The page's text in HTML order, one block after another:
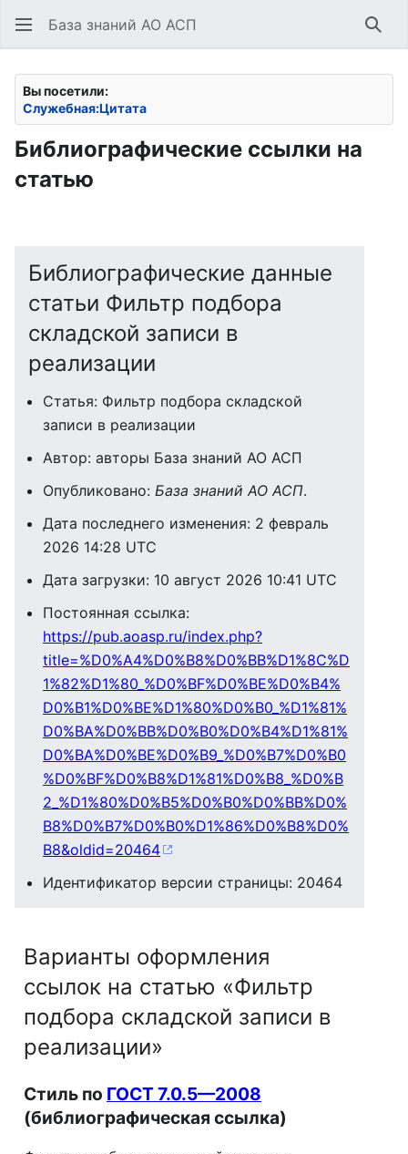
База знаний АО АСП
Вы посетили:
Служебная:Цитата
Библиографические ссылки на
статью
Библиографические данные
статьи Фильтр подбора
складской записи в
реализации
Статья: Фильтр подбора складской
записи в реализации
Автор: авторы База знаний АО АСП
Опубликовано: База знаний АО АСП.
Дата последнего изменения: 2 февраль
2026 14:28 UTC
Дата загрузки: 10 август 2026 10:41 UTC
Постоянная ссылка:
https://pub.aoasp.ru/index.php?
title=%D0%A4%D0%B8%D0%BB%D1%8C%D
1%82%D1%80_%D0%BF%D0%BE%D0%B4%
D0%B1%D0%BE%D1%80%D0%B0_%D1%81%
D0%BA%D0%BB%D0%B0%D0%B4%D1%81%
D0%BA%D0%BE%D0%B9_%D0%B7%D0%B0
%D0%BF%D0%B8%D1%81%D0%B8_%D0%B
2_%D1%80%D0%B5%D0%B0%D0%BB%D0%
B8%D0%B7%D0%B0%D1%86%D0%B8%D0%
B8&oldid=20464
Идентификатор версии страницы: 20464
Варианты оформления
ссылок на статью «Фильтр
подбора складской записи в
реализации»
Стиль по ГОСТ 7.0.5—2008
(библиографическая ссылка)